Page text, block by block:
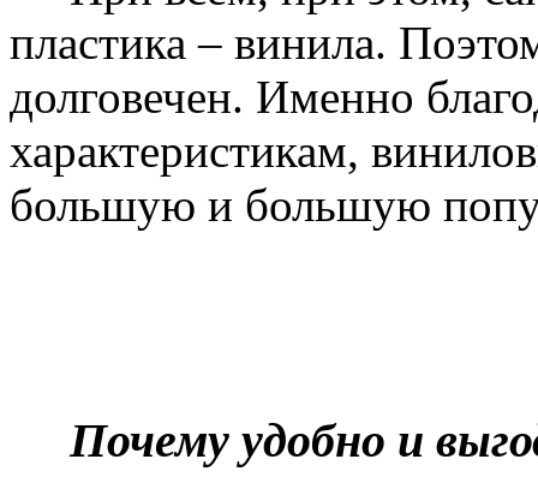
пластика – винила.
долговечен. Именно
характеристикам,
большую и большую
Почему удобно и